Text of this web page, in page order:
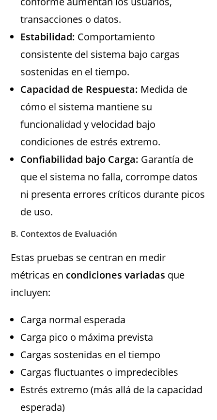
transacciones o datos.
Estabilidad: Comportamiento
consistente del sistema bajo cargas
sostenidas en el tiempo.
Capacidad de Respuesta: Medida de
cómo el sistema mantiene su
funcionalidad y velocidad bajo
condiciones de estrés extremo.
Confiabilidad bajo Carga: Garantía de
que el sistema no falla, corrompe datos
ni presenta errores críticos durante picos
de uso.
B. Contextos de Evaluación
Estas pruebas se centran en medir
métricas en condiciones variadas que
incluyen:
Carga normal esperada
Carga pico o máxima prevista
Cargas sostenidas en el tiempo
Cargas fluctuantes o impredecibles
Estrés extremo (más allá de la capacidad
esperada)